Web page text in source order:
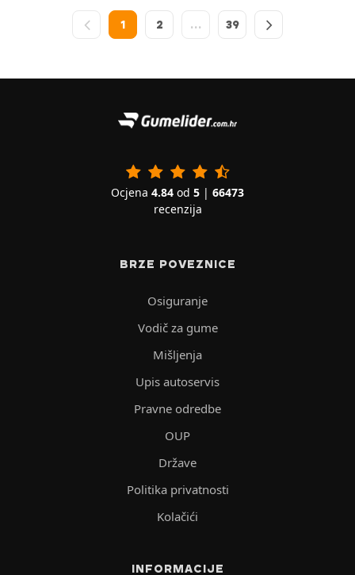
1 2 … 39
Ocjena 4.84 od 5 | 66473
recenzija
BRZE POVEZNICE
Osiguranje
Vodič za gume
Mišljenja
Upis autoservis
Pravne odredbe
OUP
Države
Politika privatnosti
Kolačići
INFORMACIJE